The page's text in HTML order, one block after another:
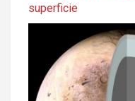
superficie